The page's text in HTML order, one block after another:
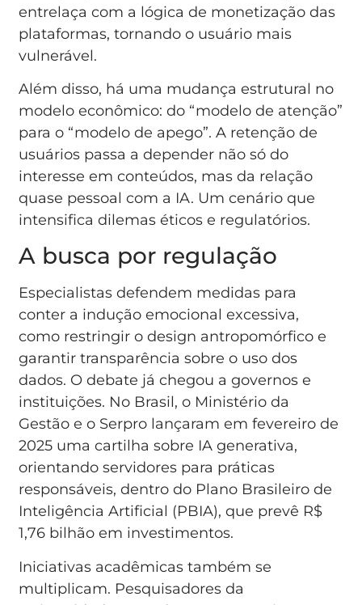
entrelaça com a lógica de monetização das
plataformas, tornando o usuário mais
vulnerável.
Além disso, há uma mudança estrutural no
modelo econômico: do “modelo de atenção”
para o “modelo de apego”. A retenção de
usuários passa a depender não só do
interesse em conteúdos, mas da relação
quase pessoal com a IA. Um cenário que
intensifica dilemas éticos e regulatórios.
A busca por regulação
Especialistas defendem medidas para
conter a indução emocional excessiva,
como restringir o design antropomórfico e
garantir transparência sobre o uso dos
dados. O debate já chegou a governos e
instituições. No Brasil, o Ministério da
Gestão e o Serpro lançaram em fevereiro de
2025 uma cartilha sobre IA generativa,
orientando servidores para práticas
responsáveis, dentro do Plano Brasileiro de
Inteligência Artificial (PBIA), que prevê R$
1,76 bilhão em investimentos.
Iniciativas acadêmicas também se
multiplicam. Pesquisadores da